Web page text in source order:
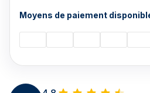
Moyens de paiement